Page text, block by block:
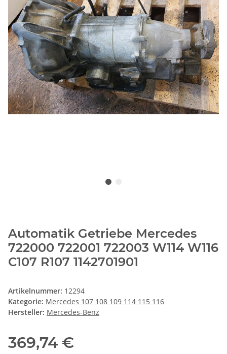
Automatik Getriebe Mercedes
722000 722001 722003 W114 W116
C107 R107 1142701901
Artikelnummer: 12294
Kategorie: Mercedes 107 108 109 114 115 116
Hersteller: Mercedes-Benz
369,74 €